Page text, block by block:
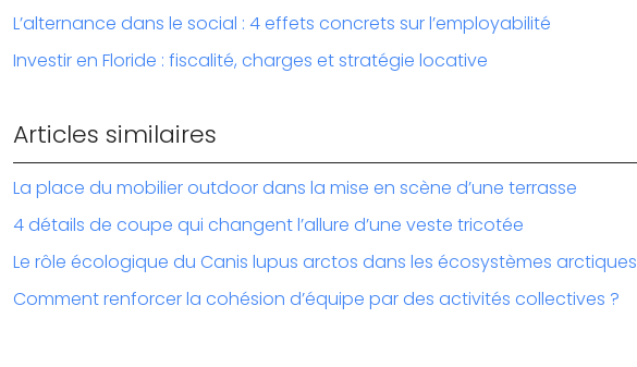
L’alternance dans le social : 4 effets concrets sur l’employabilité
Investir en Floride : fiscalité, charges et stratégie locative
Articles similaires
La place du mobilier outdoor dans la mise en scène d’une terrasse
4 détails de coupe qui changent l’allure d’une veste tricotée
Le rôle écologique du Canis lupus arctos dans les écosystèmes arctiques
Comment renforcer la cohésion d’équipe par des activités collectives ?